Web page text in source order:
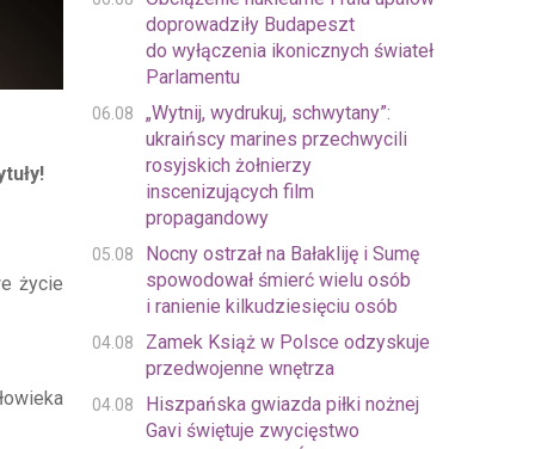
życie
doprowadziły Budapeszt
do wyłączenia ikonicznych świateł
Parlamentu
06.08
„Wytnij, wydrukuj, schwytany”:
ukraińscy marines przechwycili
rosyjskich żołnierzy
inscenizujących film
propagandowy
05.08
Nocny ostrzał na Bałakliję i Sumę
spowodował śmierć wielu osób
i ranienie kilkudziesięciu osób
04.08
Zamek Książ w Polsce odzyskuje
przedwojenne wnętrza
04.08
Hiszpańska gwiazda piłki nożnej
Gavi świętuje zwycięstwo